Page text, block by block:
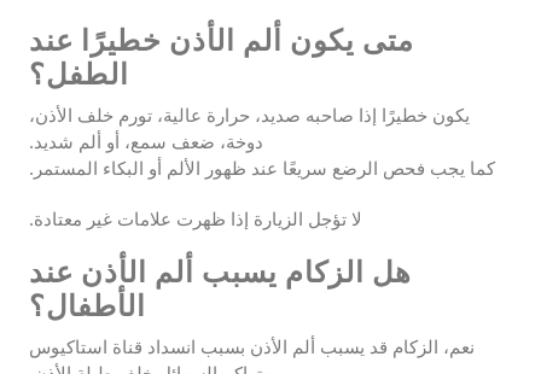
متى يكون ألم الأذن خطيرًا عند
الطفل؟
يكون خطيرًا إذا صاحبه صديد، حرارة عالية، تورم خلف الأذن،
دوخة، ضعف سمع، أو ألم شديد.
كما يجب فحص الرضع سريعًا عند ظهور الألم أو البكاء المستمر.
لا تؤجل الزيارة إذا ظهرت علامات غير معتادة.
هل الزكام يسبب ألم الأذن عند
الأطفال؟
نعم، الزكام قد يسبب ألم الأذن بسبب انسداد قناة استاكيوس